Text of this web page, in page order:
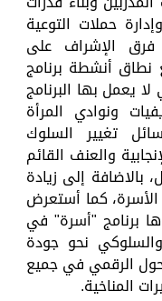
حملات التوعية
فرق الإشراف على
نطاق أنشطة برنامج
لا يعمل بها البرنامج
ونوادي المرأة
تغيير السلوك
والعنف القائم
بالاضافة إلى زيادة
كما أستعرض
برنامج "أسرة" في
والسلوكي نحو جودة
الرقمي في جميع
المناخية.